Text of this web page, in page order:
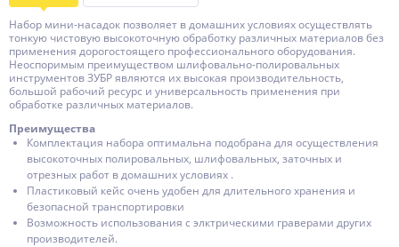
Набор мини-насадок позволяет в домашних условиях осуществлять
тонкую чистовую высокоточную обработку различных материалов без
применения дорогостоящего профессионального оборудования.
Неоспоримым преимуществом шлифовально-полировальных
инструментов ЗУБР являются их высокая производительность,
большой рабочий ресурс и универсальность применения при
обработке различных материалов.
Преимущества
Комплектация набора оптимальна подобрана для осуществления
высокоточных полировальных, шлифовальных, заточных и
отрезных работ в домашних условиях .
Пластиковый кейс очень удобен для длительного хранения и
безопасной транспортировки
Возможность использования с элктрическими граверами других
производителей.